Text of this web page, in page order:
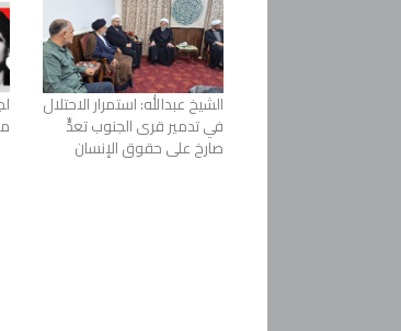
الشيخ عبدالله: استمرار الاحتلال
في تدمير قرى الجنوب تعدٍّ
صارخ على حقوق الإنسان